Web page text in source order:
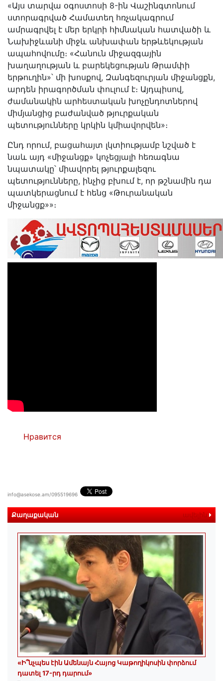
«Այս տարվա օգոստոսի 8-ին Վաշինգտոնում
ստորագրված Համատեղ հռչակագրում
ամրագրվել է մեր երկրի հիմնական հատվածի և
Նախիջևանի միջև անխափան երթևեկության
ապահովումը։ «Հանուն միջազգային
խաղաղության և բարեկեցության Թրամփի
երթուղին»՝ մի խոսքով, Զանգեզուրյան միջանցքն,
արդեն իրագործման փուլում է։ Այդպիսով,
ժամանակին արհեստական խոչընդոտներով
միմյանցից բաժանված թյուրքական
պետությունները կրկին կմիավորվեն»։
Ընդ որում, բացահայտ լկտիությամբ նշված է
նաև այդ «միջանցք» կոչեցյալի հեռագնա
նպատակը՝ միավորել թյուրքալեզու
պետությունները, ինչից բխում է, որ թշնամին դա
պատկերացնում է հենց «Թուրանական
միջանցք»»։
Нравится
info@asekose.am/095519696
Քաղաքական ավելին
«Ի՞նչպես էին Ամենայն Հայոց Կաթողիկոսին փորձում
դատել 17-րդ դարում»